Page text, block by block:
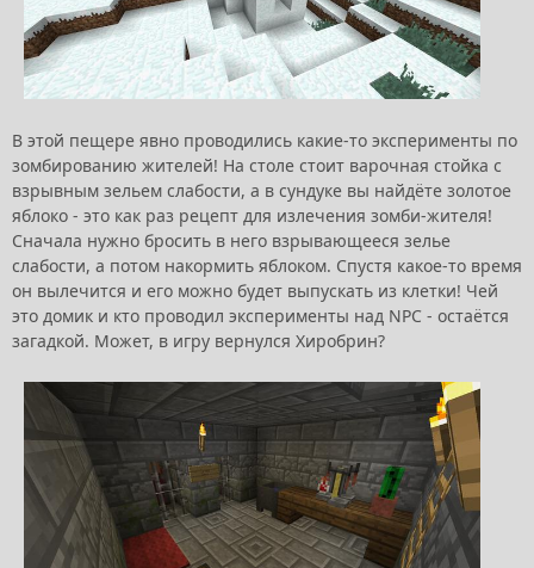
В этой пещере явно проводились какие-то эксперименты по
зомбированию жителей! На столе стоит варочная стойка с
взрывным зельем слабости, а в сундуке вы найдёте золотое
яблоко - это как раз рецепт для излечения зомби-жителя!
Сначала нужно бросить в него взрывающееся зелье
слабости, а потом накормить яблоком. Спустя какое-то время
он вылечится и его можно будет выпускать из клетки! Чей
это домик и кто проводил эксперименты над NPC - остаётся
загадкой. Может, в игру вернулся Хиробрин?